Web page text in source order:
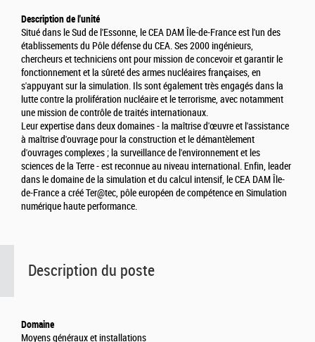
Description du poste
Domaine
Moyens généraux et installations
Description de l'unité
Situé dans le Sud de l'Essonne, le CEA DAM Île-de-France est l'un des
établissements du Pôle défense du CEA. Ses 2000 ingénieurs,
chercheurs et techniciens ont pour mission de concevoir et garantir le
fonctionnement et la sûreté des armes nucléaires françaises, en
s'appuyant sur la simulation. Ils sont également très engagés dans la
lutte contre la prolifération nucléaire et le terrorisme, avec notamment
une mission de contrôle de traités internationaux.
Leur expertise dans deux domaines - la maîtrise d'œuvre et l'assistance
à maîtrise d'ouvrage pour la construction et le démantèlement
d'ouvrages complexes ; la surveillance de l'environnement et les
sciences de la Terre - est reconnue au niveau international. Enfin, leader
dans le domaine de la simulation et du calcul intensif, le CEA DAM Île-
de-France a créé Ter@tec, pôle européen de compétence en Simulation
numérique haute performance.